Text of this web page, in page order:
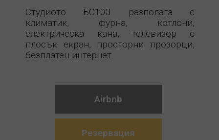
Студиото БС103 разполага с
климатик, фурна, котлони,
електрическа кана, телевизор с
плосък екран, просторни прозорци,
безплатен интернет.
Airbnb
Резервация